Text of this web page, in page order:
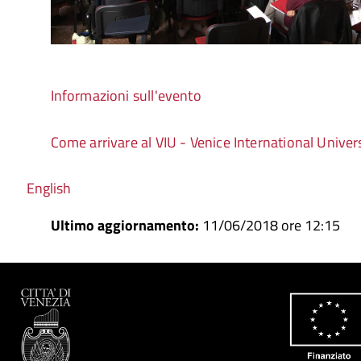
Informazioni sull'evento
Come arrivare al VIU - Venice International
English
Ultimo aggiornamento: 11/06/2018 ore 12:15